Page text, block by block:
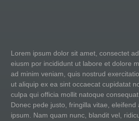
Lorem ipsum dolor sit amet, consectet
eiusm por incididunt ut labore et dolore
ad minim veniam, quis nostrud
ut aliquip ex ea sint occaecat cupidatat
culpa qui officia mollit natoque
Donec pede justo, fringilla vitae, eleifend
ipsum. Nam quam nunc, blandit vel,